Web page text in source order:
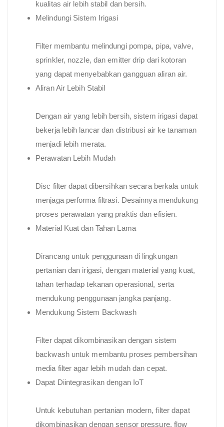
kualitas air lebih stabil dan bersih.
Melindungi Sistem Irigasi
Filter membantu melindungi pompa, pipa, valve,
sprinkler, nozzle, dan emitter drip dari kotoran
yang dapat menyebabkan gangguan aliran air.
Aliran Air Lebih Stabil
Dengan air yang lebih bersih, sistem irigasi dapat
bekerja lebih lancar dan distribusi air ke tanaman
menjadi lebih merata.
Perawatan Lebih Mudah
Disc filter dapat dibersihkan secara berkala untuk
menjaga performa filtrasi. Desainnya mendukung
proses perawatan yang praktis dan efisien.
Material Kuat dan Tahan Lama
Dirancang untuk penggunaan di lingkungan
pertanian dan irigasi, dengan material yang kuat,
tahan terhadap tekanan operasional, serta
mendukung penggunaan jangka panjang.
Mendukung Sistem Backwash
Filter dapat dikombinasikan dengan sistem
backwash untuk membantu proses pembersihan
media filter agar lebih mudah dan cepat.
Dapat Diintegrasikan dengan IoT
Untuk kebutuhan pertanian modern, filter dapat
dikombinasikan dengan sensor pressure, flow